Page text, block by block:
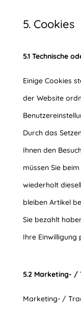
5. Cookies
5.1 Technische
Einige Cookies
der Website
Durch das
Ihnen den
müssen Sie
wiederholt
bleiben Artikel
Sie bezahlt
Ihre Einwilligung
5.2 Marketing- /
Marketing- /